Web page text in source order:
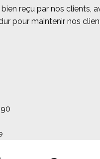
reçu par nos clients,
pour maintenir nos